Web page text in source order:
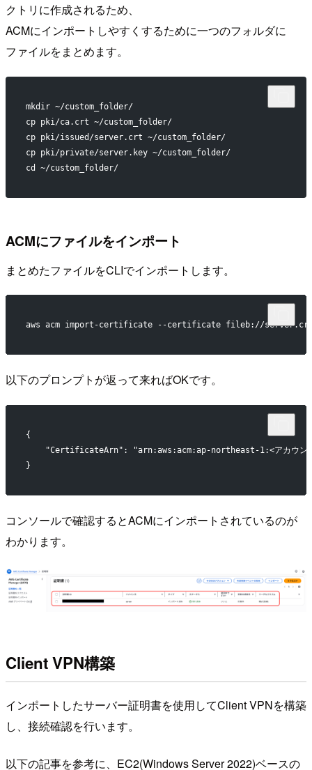
クトリに作成されるため、
ACMにインポートしやすくするために一つのフォルダに
ファイルをまとめます。
mkdir ~/custom_folder/
cp pki/ca.crt ~/custom_folder/
cp pki/issued/server.crt ~/custom_folder/
cp pki/private/server.key ~/custom_folder/
cd ~/custom_folder/
ACMにファイルをインポート
まとめたファイルをCLIでインポートします。
aws acm import-certificate --certificate fileb://
以下のプロンプトが返って来ればOKです。
{
"CertificateArn": "arn:aws:acm:ap-northeast-1:<アカウン
}
コンソールで確認するとACMにインポートされているのが
わかります。
Client VPN構築
インポートしたサーバー証明書を使用してClient VPNを構築
し、接続確認を行います。
以下の記事を参考に、EC2(Windows Server 2022)ベースの